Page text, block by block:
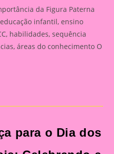
da Figura Paterna
infantil, ensino
habilidades, sequência
áreas do conhecimento O
para o Dia dos